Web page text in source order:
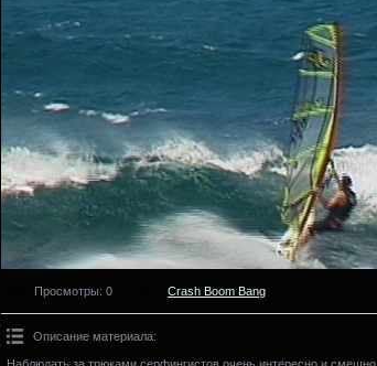
Просмотры: 0 Crash Boom Bang
Описание материала:
Наблюдать за трюками серфингистов очень интересно и смешно.